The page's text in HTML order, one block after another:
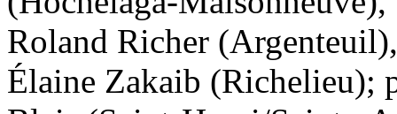
Roland Richer
Élaine Zakaib (Richelieu);